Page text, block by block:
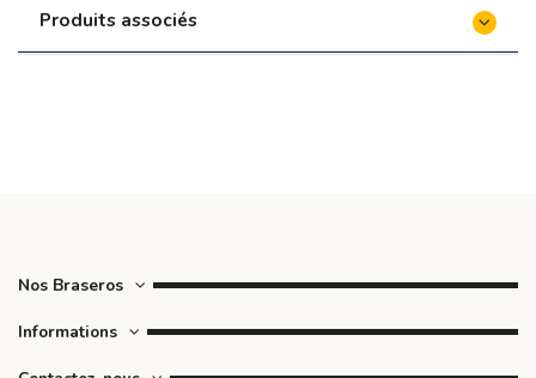
Produits associés
Nos Braseros
Informations